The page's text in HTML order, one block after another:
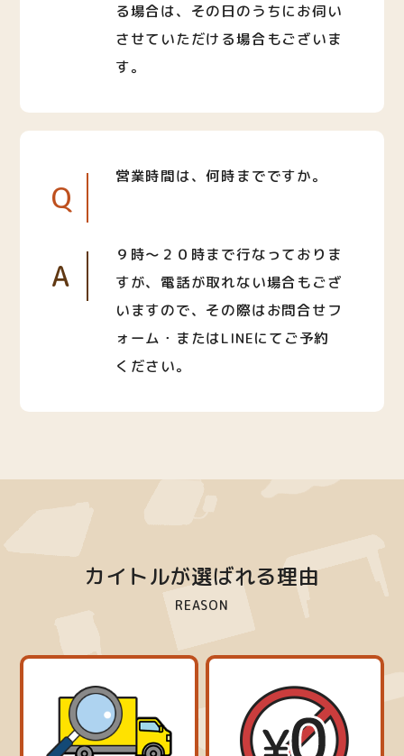
る場合は、その日のうちにお伺い
させていただける場合もございま
す。
Q
営業時間は、何時までですか。
A
９時〜２０時まで行なっておりま
すが、電話が取れない場合もござ
いますので、その際はお問合せフ
ォーム・またはLINEにてご予約
ください。
カイトルが選ばれる理由
REASON